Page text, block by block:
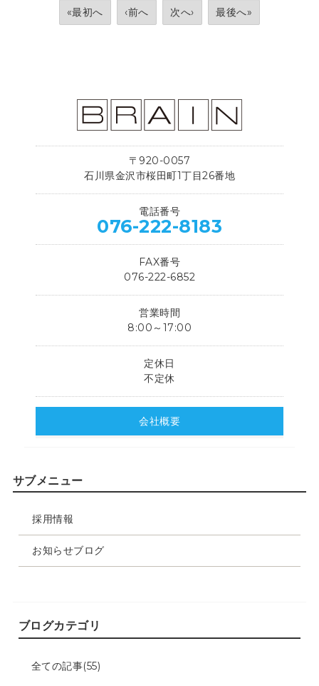
«最初へ ‹前へ 次へ› 最後へ»
〒920-0057
石川県金沢市桜田町1丁目26番地
電話番号
076-222-8183
FAX番号
076-222-6852
営業時間
8:00～17:00
定休日
不定休
会社概要
サブメニュー
採用情報
お知らせブログ
ブログカテゴリ
全ての記事(55)